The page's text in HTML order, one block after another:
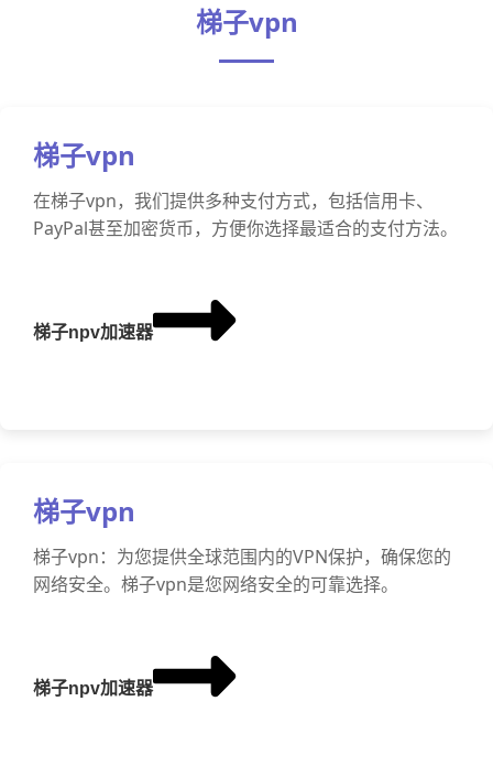
梯子vpn
梯子vpn
在梯子vpn，我们提供多种支付方式，包括信用卡、
PayPal甚至加密货币，方便你选择最适合的支付方法。
梯子npv加速器
梯子vpn
梯子vpn：为您提供全球范围内的VPN保护，确保您的
网络安全。梯子vpn是您网络安全的可靠选择。
梯子npv加速器